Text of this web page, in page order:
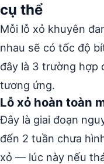
cụ thể
Mỗi lỗ xỏ khuyên
nhau sẽ có tốc độ
đây là 3 trường hợp
tương ứng.
Lỗ xỏ hoàn toàn
Đây là giai đoạn
đến 2 tuần chưa
xỏ — lúc này nếu